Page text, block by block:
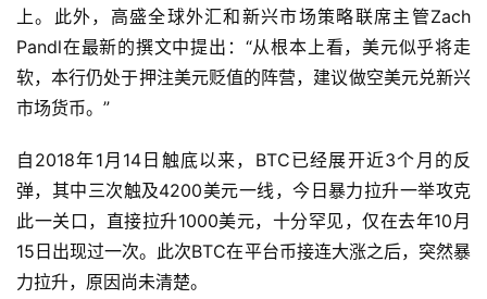
上。此外，高盛全球外汇和新兴市场策略联席主管Zach
Pandl在最新的撰文中提出：“从根本上看，美元似乎将走
软，本行仍处于押注美元贬值的阵营，建议做空美元兑新兴
市场货币。”
自2018年1月14日触底以来，BTC已经展开近3个月的反
弹，其中三次触及4200美元一线，今日暴力拉升一举攻克
此一关口，直接拉升1000美元，十分罕见，仅在去年10月
15日出现过一次。此次BTC在平台币接连大涨之后，突然暴
力拉升，原因尚未清楚。